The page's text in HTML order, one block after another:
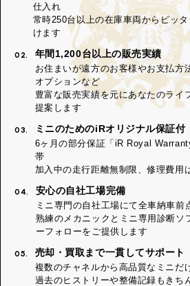
仕入れ
常時250台以上の在庫車両からピッ
けます
02. 年間1,200台以上の販売実績
お住まいが遠方のお客様やお支払方
オプションなど
豊富な販売実績を元にあなたのライ
提案します
03. ミニのためのiRオリジナル保証付
6ヶ月の部分保証「iR Royal
帯
加入中の走行距離無制限、修理費用
04. 安心の自社工場完備
ミニ専門の自社工場にて全車納車前
熟練のメカニックとミニ専用診断ソ
ーフォローをご提供します
05. 売却・買取まで一貫してサポート
複数のチャネルから高品質なミニだ
過去のヒストリーや整備記録もきち